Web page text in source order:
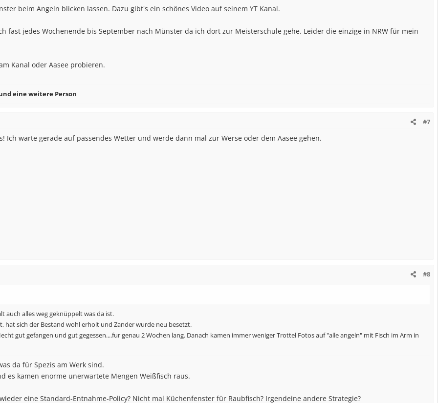
beim Angeln blicken lassen. Dazu gibt's ein schönes Video auf seinem YT Kanal.
fast jedes Wochenende bis September nach Münster da ich dort zur Meisterschule gehe. Leider die einzige in NRW für mein
Kanal oder Aasee probieren.
eine weitere Person
#7
Ich warte gerade auf passendes Wetter und werde dann mal zur Werse oder dem Aasee gehen.
#8
auch alles weg geknüppelt was da ist.
hat sich der Bestand wohl erholt und Zander wurde neu besetzt.
gut gefangen und gut gegessen....fur genau 2 Wochen lang. Danach kamen immer weniger Trottel Fotos auf "alle angeln" mit Fisch im Arm in
da für Spezis am Werk sind.
es kamen enorme unerwartete Mengen Weißfisch raus.
eine Standard-Entnahme-Policy? Nicht mal Küchenfenster für Raubfisch? Irgendeine andere Strategie?